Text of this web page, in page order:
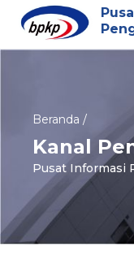
Beranda /
Kanal
Pusat Informasi